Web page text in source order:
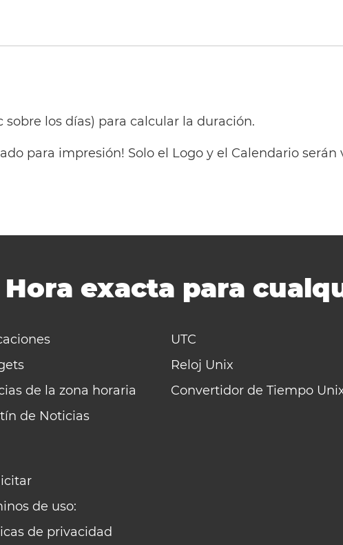
sobre los días) para calcular la duración.
para impresión! Solo el Logo y el Calendario
Hora exacta para
de la zona horaria
de Noticias
UTC
Reloj Unix
Convertidor de Tiempo
de uso:
de privacidad